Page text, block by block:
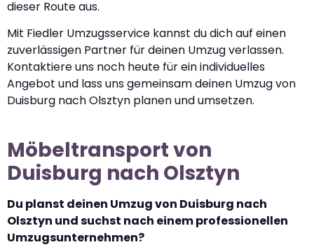
dieser Route aus.
Mit Fiedler Umzugsservice kannst du dich auf einen
zuverlässigen Partner für deinen Umzug verlassen.
Kontaktiere uns noch heute für ein individuelles
Angebot und lass uns gemeinsam deinen Umzug von
Duisburg nach Olsztyn planen und umsetzen.
Möbeltransport von
Duisburg nach Olsztyn
Du planst deinen Umzug von Duisburg nach
Olsztyn und suchst nach einem professionellen
Umzugsunternehmen?